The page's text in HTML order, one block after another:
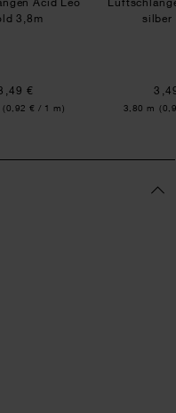
3,8m
€
(0,92 € / 1 m)
silber
Inhalt:
3,80 m